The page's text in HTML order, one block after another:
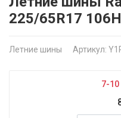
225/65R17 106H
Летние шины Артикул:
7-10